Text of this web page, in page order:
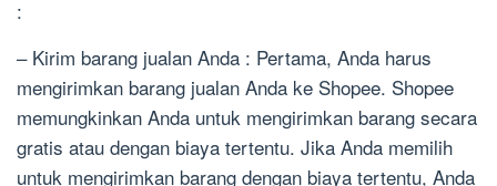
:
– Kirim barang jualan Anda : Pertama, Anda harus
mengirimkan barang jualan Anda ke Shopee. Shopee
memungkinkan Anda untuk mengirimkan barang secara
gratis atau dengan biaya tertentu. Jika Anda memilih
untuk mengirimkan barang dengan biaya tertentu, Anda